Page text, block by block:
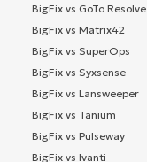
BigFix vs GoTo Resolve
BigFix vs Matrix42
BigFix vs SuperOps
BigFix vs Syxsense
BigFix vs Lansweeper
BigFix vs Tanium
BigFix vs Pulseway
BigFix vs Ivanti